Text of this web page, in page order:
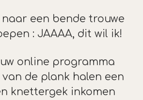
een bende trouwe
: JAAAA, dit wil ik!
online programma
van de plank halen een
knettergek inkomen